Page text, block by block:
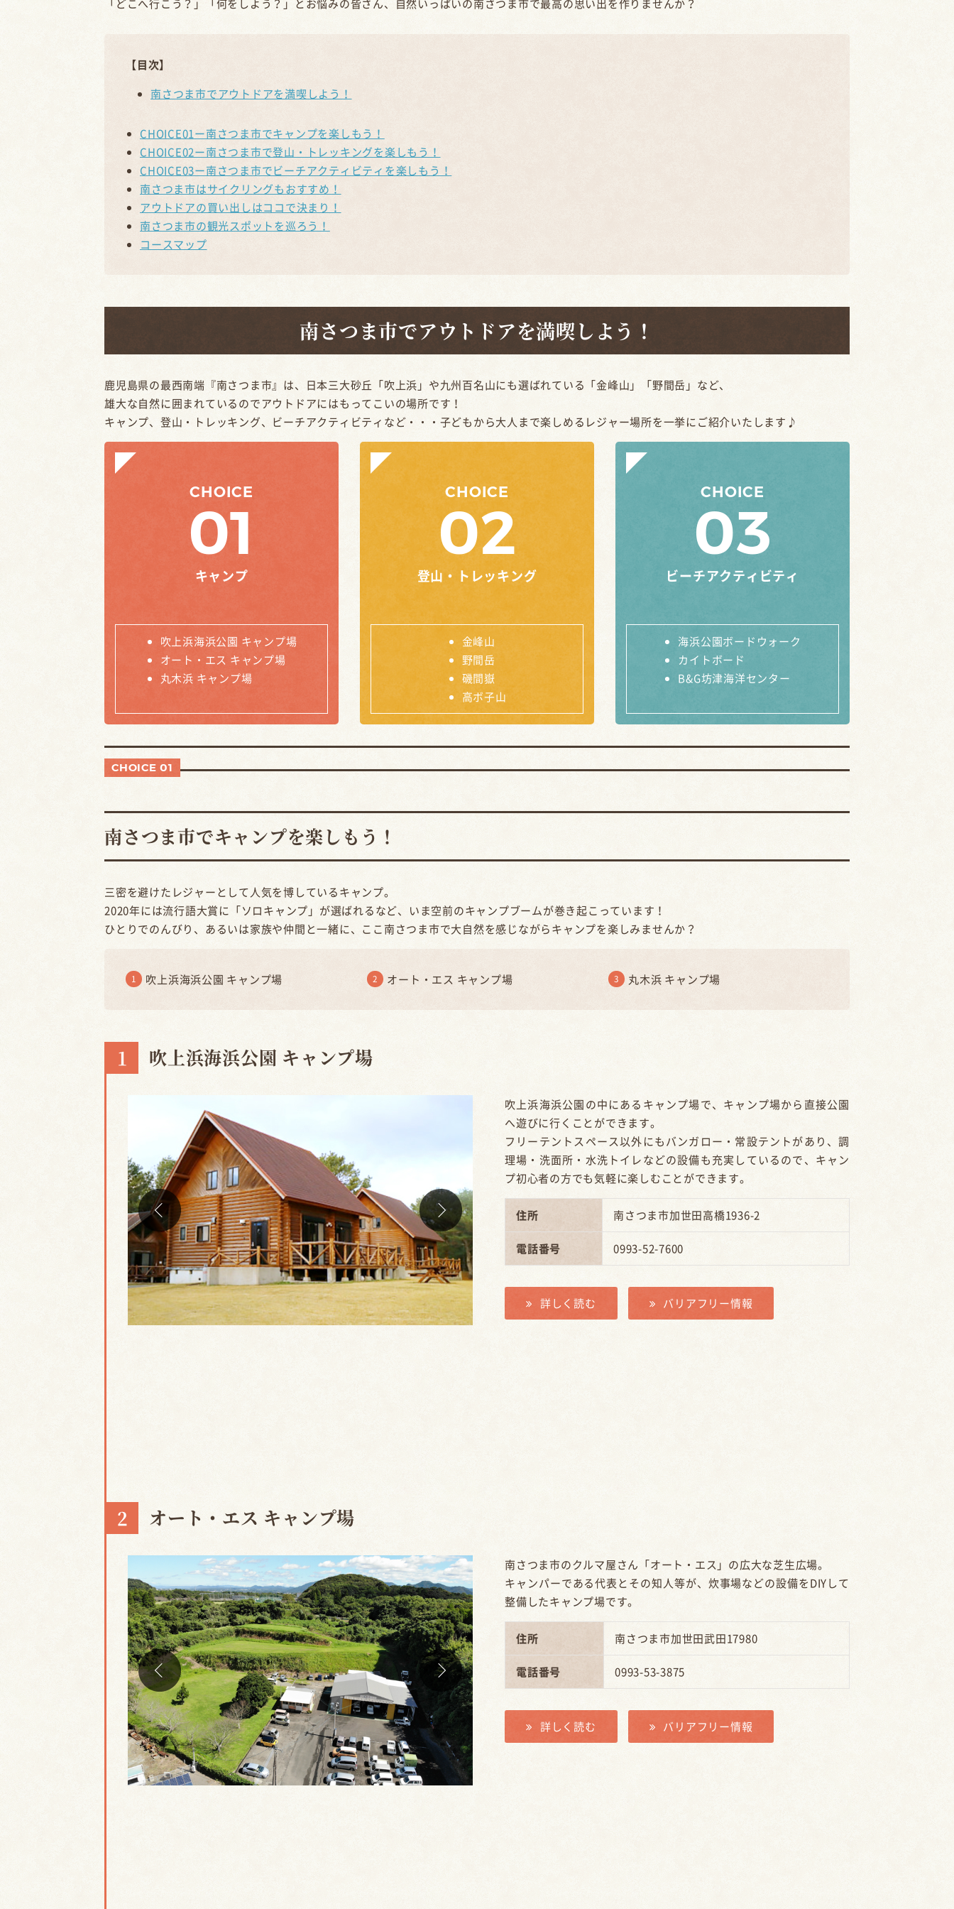
「どこへ行こう？」「何をしよう？」とお悩みの皆さん、自然いっぱいの南さつま市で最高の思い出を作りませんか？
【目次】
南さつま市でアウトドアを満喫しよう！
CHOICE01ー南さつま市でキャンプを楽しもう！
CHOICE02ー南さつま市で登山・トレッキングを楽しもう！
CHOICE03ー南さつま市でビーチアクティビティを楽しもう！
南さつま市はサイクリングもおすすめ！
アウトドアの買い出しはココで決まり！
南さつま市の観光スポットを巡ろう！
コースマップ
南さつま市でアウトドアを満喫しよう！
鹿児島県の最西南端『南さつま市』は、日本三大砂丘「吹上浜」や九州百名山にも選ばれている「金峰山」「野間岳」など、
雄大な自然に囲まれているのでアウトドアにはもってこいの場所です！
キャンプ、登山・トレッキング、ビーチアクティビティなど・・・子どもから大人まで楽しめるレジャー場所を一挙にご紹介いたします♪
CHOICE
01
キャンプ
吹上浜海浜公園 キャンプ場
オート・エス キャンプ場
丸木浜 キャンプ場
CHOICE
02
登山・トレッキング
金峰山
野間岳
磯間嶽
高ボ子山
CHOICE
03
ビーチアクティビティ
海浜公園ボードウォーク
カイトボード
B&G坊津海洋センター
CHOICE 01
南さつま市でキャンプを楽しもう！
三密を避けたレジャーとして人気を博しているキャンプ。
2020年には流行語大賞に「ソロキャンプ」が選ばれるなど、いま空前のキャンプブームが巻き起こっています！
ひとりでのんびり、あるいは家族や仲間と一緒に、ここ南さつま市で大自然を感じながらキャンプを楽しみませんか？
吹上浜海浜公園 キャンプ場 オート・エス キャンプ場 丸木浜 キャンプ場
吹上浜海浜公園 キャンプ場
吹上浜海浜公園の中にあるキャンプ場で、キャンプ場から直接公園
へ遊びに行くことができます。
フリーテントスペース以外にもバンガロー・常設テントがあり、調
理場・洗面所・水洗トイレなどの設備も充実しているので、キャン
プ初心者の方でも気軽に楽しむことができます。
住所 南さつま市加世田高橋1936-2
電話番号 0993-52-7600
詳しく読む バリアフリー情報
オート・エス キャンプ場
南さつま市のクルマ屋さん「オート・エス」の広大な芝生広場。
キャンパーである代表とその知人等が、炊事場などの設備をDIYして
整備したキャンプ場です。
住所 南さつま市加世田武田17980
電話番号 0993-53-3875
詳しく読む バリアフリー情報